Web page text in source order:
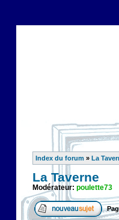
Index du forum » La
La Taverne
Modérateur: poulette73